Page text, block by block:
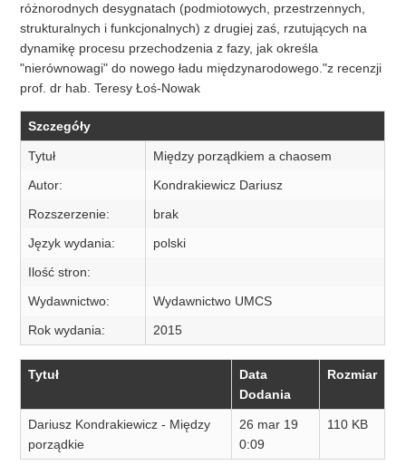
różnorodnych desygnatach (podmiotowych, przestrzennych,
strukturalnych i funkcjonalnych) z drugiej zaś, rzutujących na
dynamikę procesu przechodzenia z fazy, jak określa
"nierównowagi" do nowego ładu międzynarodowego."z recenzji
prof. dr hab. Teresy Łoś-Nowak
Szczegóły
Tytuł
Między porządkiem a chaosem
Autor:
Kondrakiewicz Dariusz
Rozszerzenie:
brak
Język wydania:
polski
Ilość stron:
Wydawnictwo:
Wydawnictwo UMCS
Rok wydania:
2015
Tytuł
Data
Dodania
Rozmiar
Dariusz Kondrakiewicz - Między
porządkie
26 mar 19
0:09
110 KB